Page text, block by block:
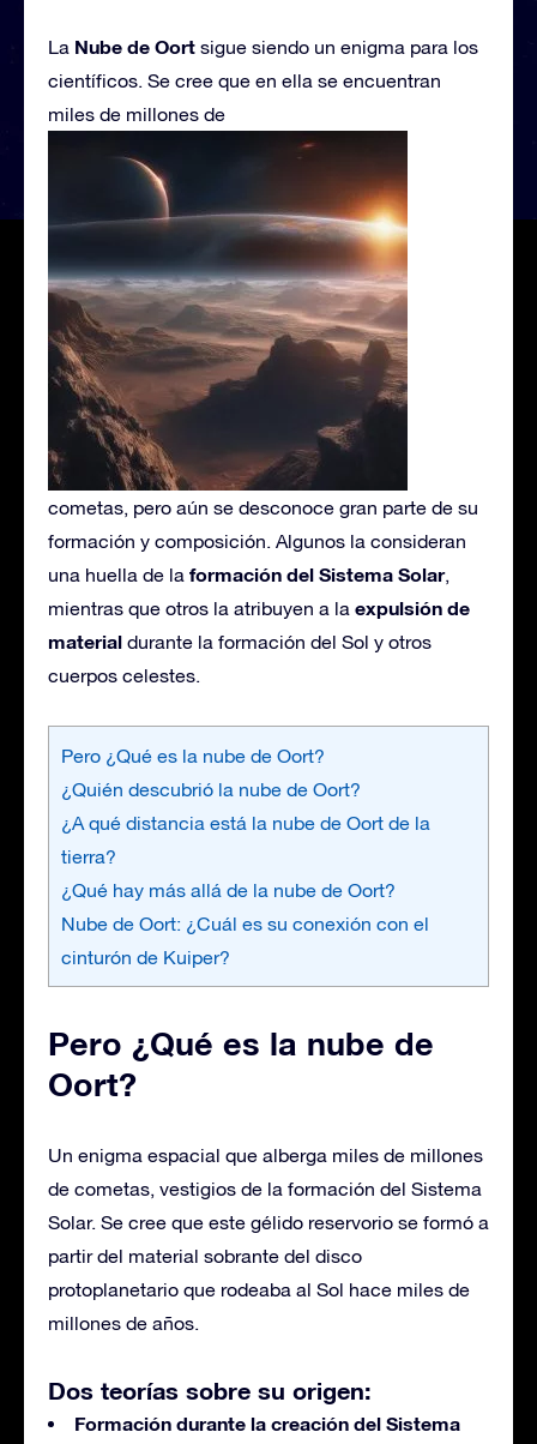
La Nube de Oort sigue siendo un enigma para los
científicos. Se cree que en ella se encuentran
miles de millones de
cometas, pero aún se desconoce gran parte de su
formación y composición. Algunos la consideran
una huella de la formación del Sistema Solar,
mientras que otros la atribuyen a la expulsión de
material durante la formación del Sol y otros
cuerpos celestes.
Pero ¿Qué es la nube de Oort?
¿Quién descubrió la nube de Oort?
¿A qué distancia está la nube de Oort de la
tierra?
¿Qué hay más allá de la nube de Oort?
Nube de Oort: ¿Cuál es su conexión con el
cinturón de Kuiper?
Pero ¿Qué es la nube de
Oort?
Un enigma espacial que alberga miles de millones
de cometas, vestigios de la formación del Sistema
Solar. Se cree que este gélido reservorio se formó a
partir del material sobrante del disco
protoplanetario que rodeaba al Sol hace miles de
millones de años.
Dos teorías sobre su origen:
Formación durante la creación del Sistema